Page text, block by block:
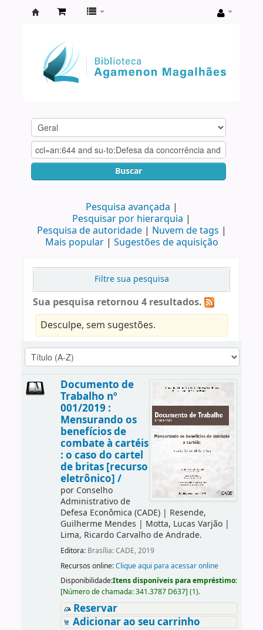
Agamenon
Magalhães
Buscar
Pesquisa avançada
Pesquisar por hierarquia
Pesquisa de autoridade
Nuvem de tags
Mais popular
Sugestões de aquisição
Filtre sua pesquisa
Sua pesquisa retornou 4 resultados.
Desculpe, sem sugestões.
Documento de
Trabalho nº
001/2019 :
Mensurando os
benefícios de
combate à cartéis
: o caso do cartel
de britas [recurso
eletrônico] /
por Conselho
Administrativo de
Defesa Econômica (CADE)| Resende,
Guilherme Mendes | Motta, Lucas Varjão|
Lima, Ricardo Carvalho de Andrade.
Editora: Brasília: CADE, 2019
Recursos online:Clique aqui para acessar online
Disponibilidade:Itens disponíveis para empréstimo:
[Número de chamada:341.3787 D637] (1).
Reservar
Adicionar ao seu carrinho